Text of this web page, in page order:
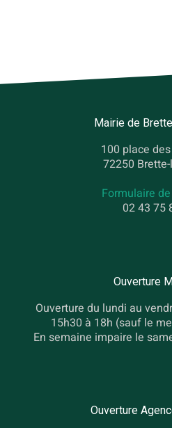
Mairie de
100 place
72250
Formulaire
02 43 75
Ouverture
Ouverture du lundi au
15h30 à 18h (sauf le
En semaine impaire le
Ouverture